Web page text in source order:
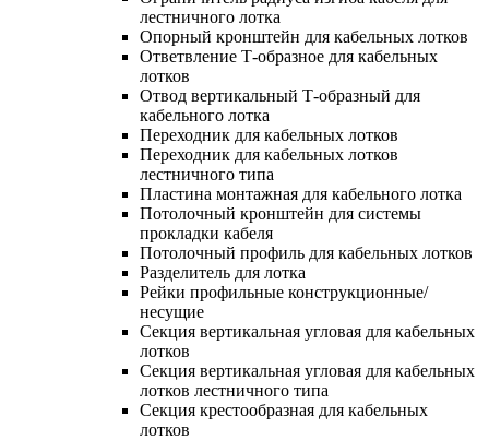
лестничного лотка
Опорный кронштейн для кабельных лотков
Ответвление Т-образное для кабельных
лотков
Отвод вертикальный Т-образный для
кабельного лотка
Переходник для кабельных лотков
Переходник для кабельных лотков
лестничного типа
Пластина монтажная для кабельного лотка
Потолочный кронштейн для системы
прокладки кабеля
Потолочный профиль для кабельных лотков
Разделитель для лотка
Рейки профильные конструкционные/
несущие
Секция вертикальная угловая для кабельных
лотков
Секция вертикальная угловая для кабельных
лотков лестничного типа
Секция крестообразная для кабельных
лотков